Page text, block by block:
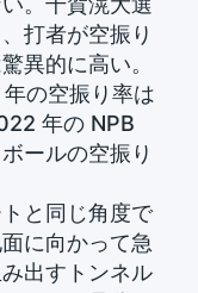
打者が空振り
異的に高い。
の空振り率は
年の NPB
ールの空振り
と同じ角度で
に向かって急
出すトンネル